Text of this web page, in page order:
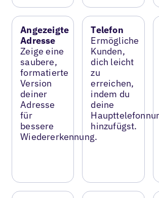
Angezeigte
Adresse
Zeige eine
saubere,
formatierte
Version
deiner
Adresse
für
bessere
Wiedererkennung.
Telefon
Ermögliche
Kunden,
dich leicht
zu
erreichen,
indem du
deine
hinzufügst.